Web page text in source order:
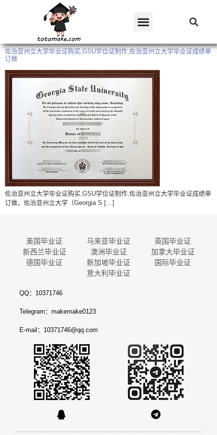
佐治亚州立大学毕业证购买,GSU学位证制作,佐治亚州立大学毕业证成绩单
订做
佐治亚州立大学毕业证购买,GSU学位证制作,佐治亚州立大学毕业证成绩单
订做，佐治亚州立大学（Georgia S […]
美国毕业证 马来亚毕业证
英国毕业证
新西兰毕业证
澳洲毕业证
加拿大毕业证
德国毕业证
新加坡毕业证
国际毕业证
意大利毕业证
QQ：10371746
Telegram：makemake0123
E-mail：10371746@qq.com